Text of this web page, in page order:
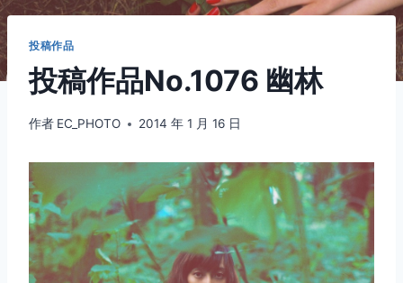
投稿作品
投稿作品No.1076 幽林
作者 EC_PHOTO 2014 年 1 月 16 日